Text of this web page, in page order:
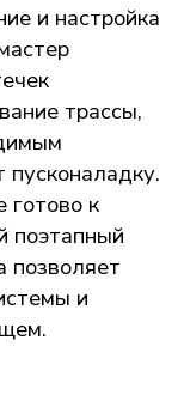
и настройка
трассы,
готово к
поэтапный
позволяет
и